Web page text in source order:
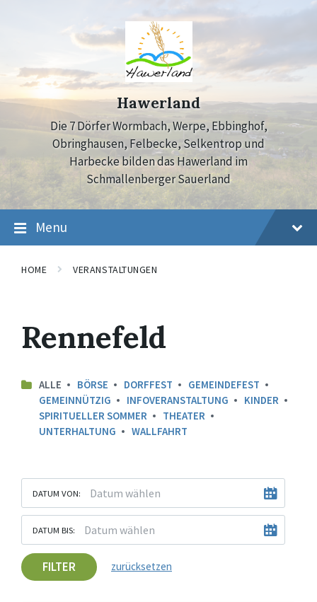
Hawerland
Die 7 Dörfer Wormbach, Werpe, Ebbinghof,
Obringhausen, Felbecke, Selkentrop und
Harbecke bilden das Hawerland im
Schmallenberger Sauerland
Menu
HOME VERANSTALTUNGEN
Rennefeld
ALLE BÖRSE DORFFEST
GEMEINDEFEST
GEMEINNÜTZIG
INFOVERANSTALTUNG
KINDER
SPIRITUELLER SOMMER
THEATER
UNTERHALTUNG
WALLFAHRT
DATUM VON:
DATUM BIS:
FILTER zurücksetzen